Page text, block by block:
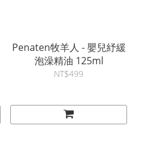
Penaten牧羊人 - 嬰兒紓緩
泡澡精油 125ml
NT$499